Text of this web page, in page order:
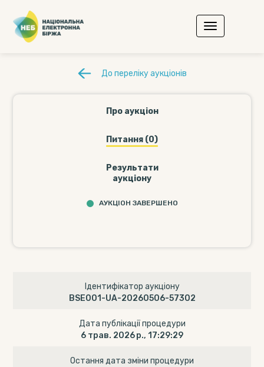
До переліку аукціонів
Про аукціон
Питання (0)
Результати
аукціону
АУКЦІОН ЗАВЕРШЕНО
Ідентифікатор аукціону
BSE001-UA-20260506-57302
Дата публікації процедури
6 трав. 2026 р., 17:29:29
Остання дата зміни процедури